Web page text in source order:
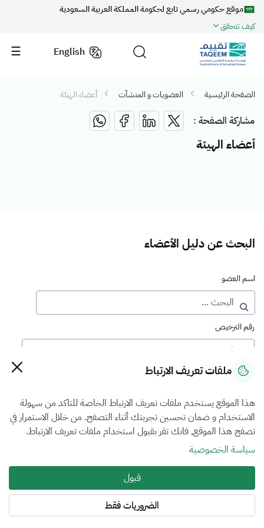
موقع حكومي رسمي تابع لحكومة المملكة العربية السعودية
كيف تتحقق
English
الصفحة الرئيسية العضويات و المنشآت أعضاء الهيئة
مشاركة الصفحة :
أعضاء الهيئة
البحث عن دليل الأعضاء
اسم العضو
رقم الترخيص
رقم العضوية
فرع التقييم
اختر
نوع العضوية
طالب منتسب
المنطقة
ملفات تعريف الارتباط
هذا الموقع يستخدم ملفات تعريف الارتباط الخاصة للتاكد من سهولة
الاستخدام و ضمان تحسين تجربتك أثناء التصفح. من خلال الاستمرار في
تصفح هذا الموقع, فانك تقر بقبول استخدام ملفات تعريف الارتباط.
سياسة الخصوصية
قبول
الضروريات فقط